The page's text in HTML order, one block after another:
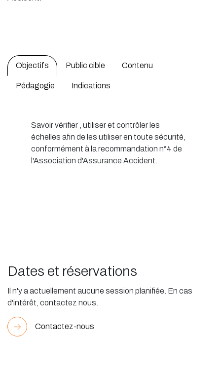
Objectifs Public cible Contenu
Pédagogie Indications
Savoir vérifier , utiliser et contrôler les
échelles afin de les utiliser en toute sécurité,
conformément à la recommandation n°4 de
l'Association d'Assurance Accident.
Dates et réservations
Il n'y a actuellement aucune session planifiée. En cas
d'intérêt, contactez nous.
Contactez-nous